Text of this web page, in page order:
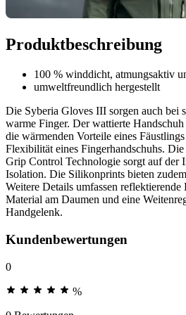
Produktbeschreibung
100 % winddicht, atmungsaktiv
umweltfreundlich hergestellt
Die Syberia Gloves III sorgen auch bei
warme Finger. Der wattierte
die wärmenden Vorteile eines
Flexibilität eines Fingerhandschuhs.
Grip Control Technologie sorgt auf der
Isolation. Die Silikonprints bieten
Weitere Details umfassen reflektierende
Material am Daumen und eine
Handgelenk.
Kundenbewertungen
0
%